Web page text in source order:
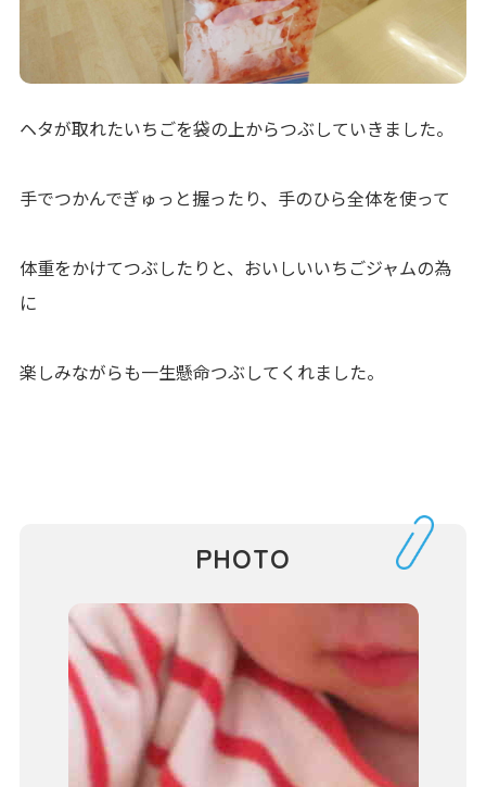
ヘタが取れたいちごを袋の上からつぶしていきました。
手でつかんでぎゅっと握ったり、手のひら全体を使って
体重をかけてつぶしたりと、おいしいいちごジャムの為
に
楽しみながらも一生懸命つぶしてくれました。
PHOTO